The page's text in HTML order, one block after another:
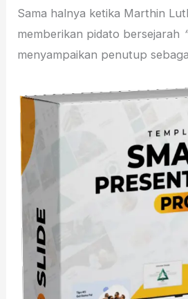
Sama halnya ketika Marthin
memberikan pidato bersejarah
menyampaikan penutup